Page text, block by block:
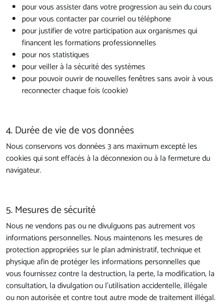
pour vous assister dans votre progression au sein du cours
pour vous contacter par courriel ou téléphone
pour justifier de votre participation aux organismes qui
financent les formations professionnelles
pour nos statistiques
pour veiller à la sécurité des systèmes
pour pouvoir ouvrir de nouvelles fenêtres sans avoir à vous
reconnecter chaque fois (cookie)
4. Durée de vie de vos données
Nous conservons vos données 3 ans maximum excepté les
cookies qui sont effacés à la déconnexion ou à la fermeture du
navigateur.
5. Mesures de sécurité
Nous ne vendons pas ou ne divulguons pas autrement vos
informations personnelles. Nous maintenons les mesures de
protection appropriées sur le plan administratif, technique et
physique afin de protéger les informations personnelles que
vous fournissez contre la destruction, la perte, la modification, la
consultation, la divulgation ou l’utilisation accidentelle, illégale
ou non autorisée et contre tout autre mode de traitement illégal.